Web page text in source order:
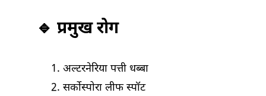
🔹 प्रमुख रोग
अल्टरनेरिया पत्ती धब्बा
सर्कोस्पोरा लीफ स्पॉट